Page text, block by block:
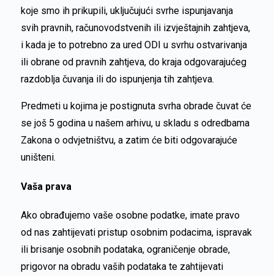
koje smo ih prikupili, uključujući svrhe ispunjavanja
svih pravnih, računovodstvenih ili izvještajnih zahtjeva,
i kada je to potrebno za ured ODI u svrhu ostvarivanja
ili obrane od pravnih zahtjeva, do kraja odgovarajućeg
razdoblja čuvanja ili do ispunjenja tih zahtjeva.
Predmeti u kojima je postignuta svrha obrade čuvat će
se još 5 godina u našem arhivu, u skladu s odredbama
Zakona o odvjetništvu, a zatim će biti odgovarajuće
uništeni.
Vaša prava
Ako obrađujemo vaše osobne podatke, imate pravo
od nas zahtijevati pristup osobnim podacima, ispravak
ili brisanje osobnih podataka, ograničenje obrade,
prigovor na obradu vaših podataka te zahtijevati